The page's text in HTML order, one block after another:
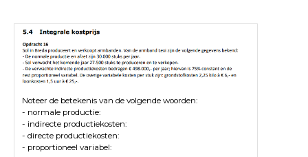
Noteer de betekenis van de volgende woorden:
- normale productie:
- indirecte productiekosten:
- directe productiekosten:
- proportioneel variabel: